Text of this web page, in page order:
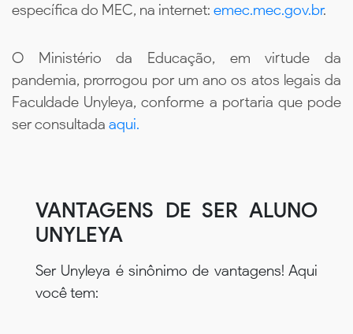
específica do MEC, na internet: emec.mec.gov.br.
O Ministério da Educação, em virtude da
pandemia, prorrogou por um ano os atos legais da
Faculdade Unyleya, conforme a portaria que pode
ser consultada aqui.
VANTAGENS DE SER ALUNO
UNYLEYA
Ser Unyleya é sinônimo de vantagens! Aqui
você tem: